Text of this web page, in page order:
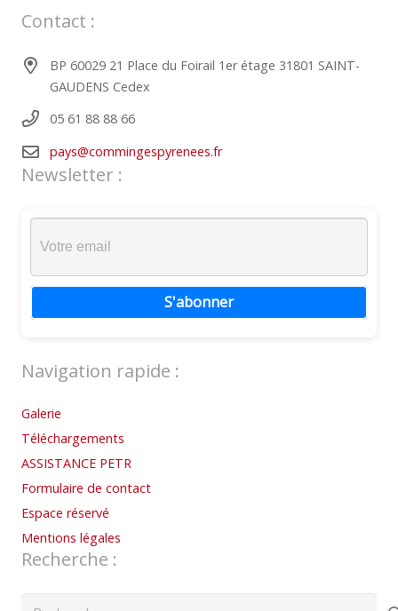
Contact :
BP 60029 21 Place du Foirail 1er étage 31801 SAINT-
GAUDENS Cedex
05 61 88 88 66
pays@commingespyrenees.fr
Newsletter :
S'abonner
Navigation rapide :
Galerie
Téléchargements
ASSISTANCE PETR
Formulaire de contact
Espace réservé
Mentions légales
Recherche :